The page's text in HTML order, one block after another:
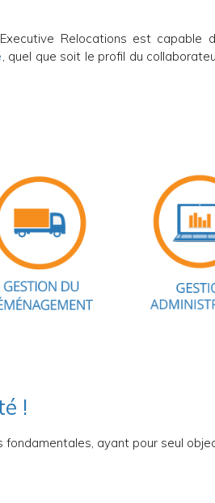
Relocations est capable
, quel que soit le profil du
!
ayant pour seul